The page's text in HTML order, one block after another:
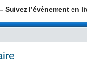
Suivez l’évènement en